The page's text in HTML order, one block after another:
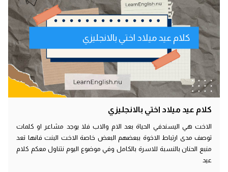
كلام عيد ميلاد اختي بالانجليزي
كلام عيد ميلاد اختي بالانجليزي
الاخت هي اليسندفي الحياة بعد الام والاب فلا يوجد مشاعر او كلمات
توصف مدى ارتباط الاخوة ببعضهم البعض خاصة الاخت البنت فانها تعد
منبع الحنان بالنسبة للاسرة بالكامل وفي موضوع اليوم نتناول معكم كلام
عيد